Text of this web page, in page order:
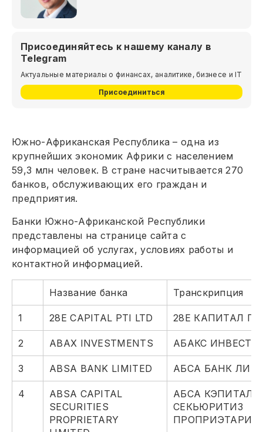
Присоединяйтесь к нашему каналу в
Telegram
Актуальные материалы о финансах, аналитике, бизнесе и IT
Присоединиться
Южно-Африканская Республика – одна из
крупнейших экономик Африки с населением
59,3 млн человек. В стране насчитывается 270
банков, обслуживающих его граждан и
предприятия.
Банки Южно-Африканской Республики
представлены на странице сайта с
информацией об услугах, условиях работы и
контактной информацией.
Название банка Транскрипция
1 28E CAPITAL PTI LTD 28Е КАПИТАЛ
2 ABAX INVESTMENTS АБАКС
3 ABSA BANK LIMITED АБСА БАНК
4
ABSA CAPITAL
SECURITIES
PROPRIETARY
АБСА КЭПИТАЛ
СЕКЬЮРИТИЗ
ПРОПРИЭТАРИ